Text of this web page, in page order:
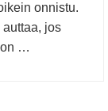
onnistu.
jos
…